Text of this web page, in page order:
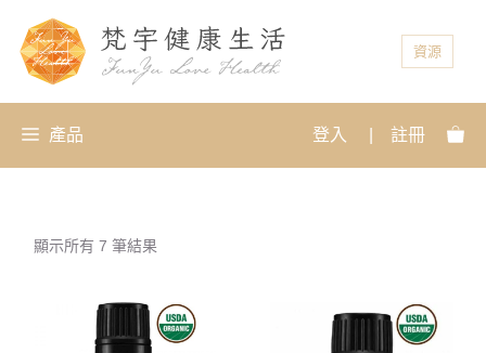
資源
產品 登入 註冊
顯示所有 7 筆結果